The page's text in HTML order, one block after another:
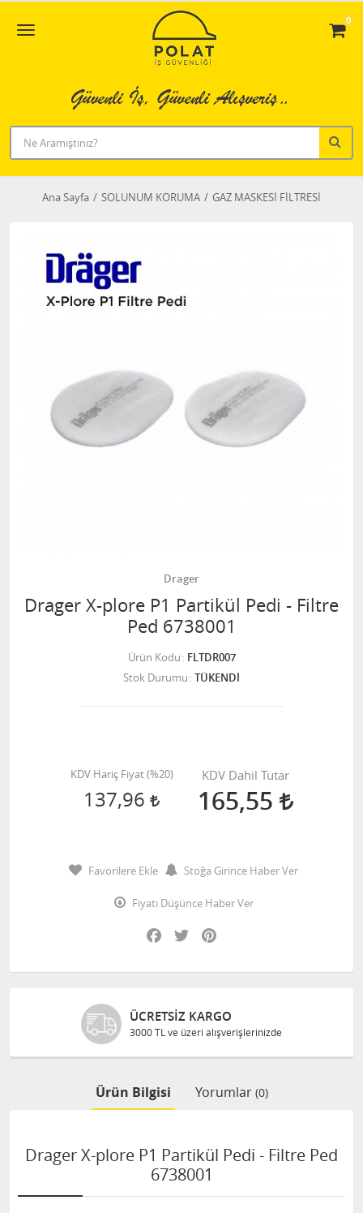
0
Ana Sayfa SOLUNUM KORUMA GAZ MASKESİ FİLTRESİ
Drager
Drager X-plore P1 Partikül Pedi - Filtre
Ped 6738001
Ürün Kodu FLTDR007
Stok Durumu TÜKENDİ
KDV Hariç Fiyat (%20)
137,96
KDV Dahil Tutar
165,55
Favorilere Ekle Stoğa Girince Haber Ver
Fiyatı Düşünce Haber Ver
Facebook
Twitter
ÜCRETSIZ KARGO
3000 TL ve üzeri alışverişlerinizde
Ürün Bilgisi Yorumlar (0)
Drager X-plore P1 Partikül Pedi - Filtre Ped
6738001